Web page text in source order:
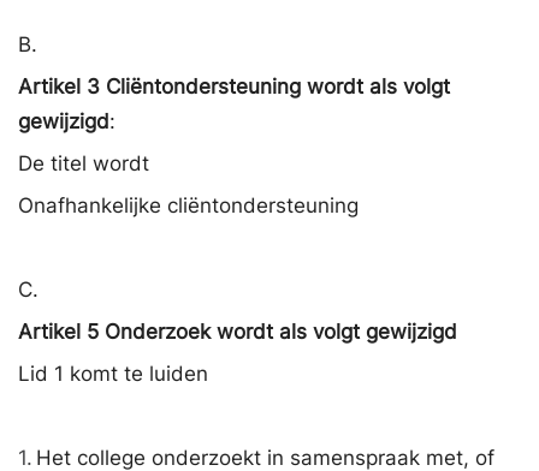
B.
Artikel 3 Cliëntondersteuning wordt als volgt
gewijzigd :
De titel wordt
Onafhankelijke cliëntondersteuning
C.
Artikel 5 Onderzoek wordt als volgt gewijzigd
Lid 1 komt te luiden
1. Het college onderzoekt in samenspraak met, of